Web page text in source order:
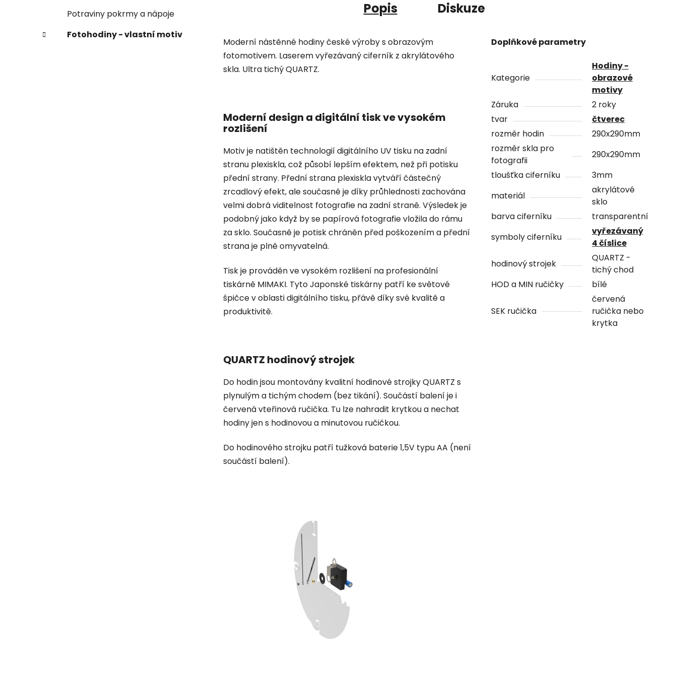
Potraviny pokrmy a nápoje
Fotohodiny - vlastní motiv
Popis Diskuze
Moderní nástěnné hodiny české výroby s obrazovým
fotomotivem. Laserem vyřezávaný ciferník z akrylátového
skla. Ultra tichý QUARTZ.
Moderní design a digitální tisk ve vysokém
rozlišení
Motiv je natištěn technologií digitálního UV tisku na zadní
stranu plexiskla, což působí lepším efektem, než při potisku
přední strany. Přední strana plexiskla vytváří částečný
zrcadlový efekt, ale současně je díky průhlednosti zachována
velmi dobrá viditelnost fotografie na zadní straně. Výsledek je
podobný jako když by se papírová fotografie vložila do rámu
za sklo. Současně je potisk chráněn před poškozením a přední
strana je plně omyvatelná.
Tisk je prováděn ve vysokém rozlišení na profesionální
tiskárně MIMAKI. Tyto Japonské tiskárny patří ke světové
špičce v oblasti digitálního tisku, přávě díky své kvalitě a
produktivitě.
QUARTZ hodinový strojek
Do hodin jsou montovány kvalitní hodinové strojky QUARTZ s
plynulým a tichým chodem (bez tikání). Součástí balení je i
červená vteřinová ručička. Tu lze nahradit krytkou a nechat
hodiny jen s hodinovou a minutovou ručičkou.
Do hodinového strojku patří tužková baterie 1,5V typu AA (není
součástí balení).
Doplňkové parametry
Kategorie
Hodiny -
obrazové
motivy
Záruka
2 roky
tvar
čtverec
rozměr hodin
290x290mm
rozměr skla pro
fotografii
290x290mm
tloušťka ciferníku
3mm
materiál
akrylátové
sklo
barva ciferníku
transparentní
symboly ciferníku
vyřezávaný
4 číslice
hodinový strojek
QUARTZ -
tichý chod
HOD a MIN ručičky
bílé
SEK ručička
červená
ručička nebo
krytka